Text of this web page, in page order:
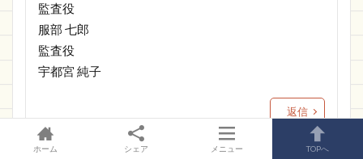
監査役
服部 七郎
監査役
宇都宮 純子
返信
ホーム シェア メニュー TOPへ